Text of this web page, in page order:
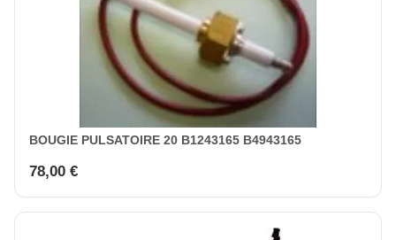
BOUGIE PULSATOIRE 20 B1243165 B4943165
78,00 €